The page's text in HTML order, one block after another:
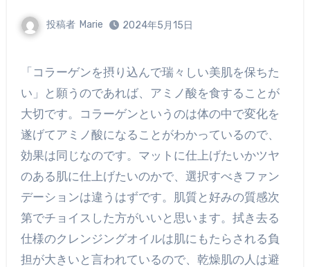
投稿者 Marie 2024年5月15日
「コラーゲンを摂り込んで瑞々しい美肌を保ちた
い」と願うのであれば、アミノ酸を食することが
大切です。コラーゲンというのは体の中で変化を
遂げてアミノ酸になることがわかっているので、
効果は同じなのです。マットに仕上げたいかツヤ
のある肌に仕上げたいのかで、選択すべきファン
デーションは違うはずです。肌質と好みの質感次
第でチョイスした方がいいと思います。拭き去る
仕様のクレンジングオイルは肌にもたらされる負
担が大きいと言われているので、乾燥肌の人は避